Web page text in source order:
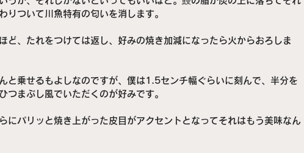
りついて川魚特有の匂いを消します。
ど、たれをつけては返し、好みの焼き加減になったら火からおろしま
と乗せるもよしなのですが、僕は1.5センチ幅ぐらいに刻んで、半分を
つまぶし風でいただくのが好みです。
にパリッと焼き上がった皮目がアクセントとなってそれはもう美味なん